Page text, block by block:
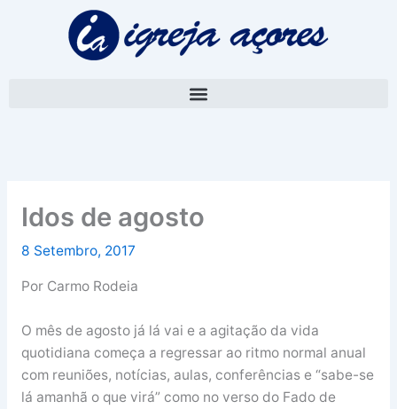
Idos de agosto
8 Setembro, 2017
Por Carmo Rodeia
O mês de agosto já lá vai e a agitação da vida
quotidiana começa a regressar ao ritmo normal anual
com reuniões, notícias, aulas, conferências e “sabe-se
lá amanhã o que virá” como no verso do Fado de